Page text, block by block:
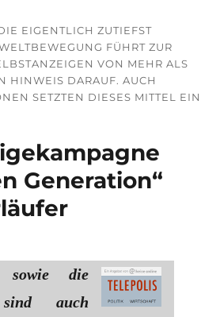
EIGENTLICH ZUTIEFST
FÜHRT ZUR
VON MEHR ALS
HINWEIS DARAUF. AUCH
SETZTEN DIESES MITTEL EIN
Generation“
sowie die
sind auch